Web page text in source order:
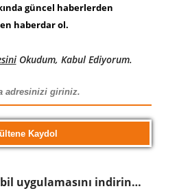
güncel haberlerden
haberdar ol.
Okudum, Kabul Ediyorum.
uygulamasını indirin…